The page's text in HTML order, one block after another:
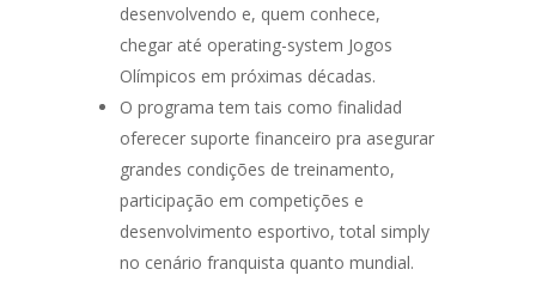
desenvolvendo e, quem conhece,
chegar até operating-system Jogos
Olímpicos em próximas décadas.
O programa tem tais como finalidad
oferecer suporte financeiro pra asegurar
grandes condições de treinamento,
participação em competições e
desenvolvimento esportivo, total simply
no cenário franquista quanto mundial.